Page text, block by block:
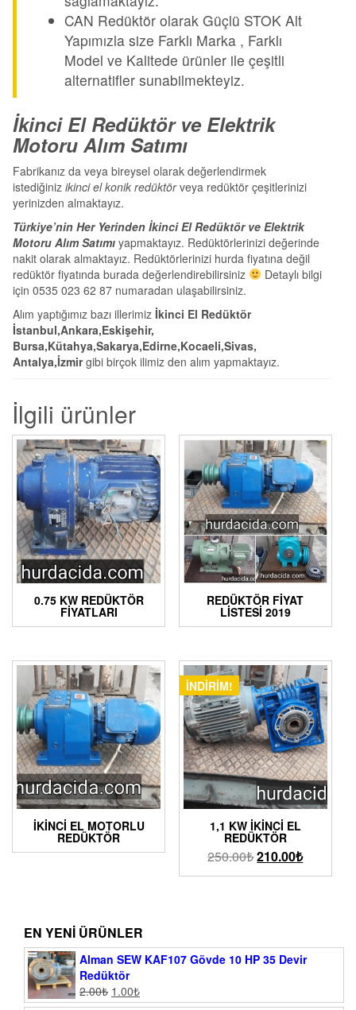
CAN Redüktör olarak Güçlü STOK Alt
Yapımızla size Farklı Marka , Farklı
Model ve Kalitede ürünler ile çeşitli
alternatifler sunabilmekteyiz.
İkinci El Redüktör ve Elektrik
Motoru Alım Satımı
Fabrikanız da veya bireysel olarak değerlendirmek
istediğiniz ikinci el konik redüktörveya redüktör çeşitlerinizi
yerinizden almaktayız.
Türkiye’nin Her Yerinden İkinci El Redüktör ve Elektrik
Motoru Alım Satımı yapmaktayız. Redüktörlerinizi değerinde
nakit olarak almaktayız. Redüktörlerinizi hurda fiyatına değil
redüktör fiyatında burada değerlendirebilirsiniz
Detaylı bilgi
için 0535 023 62 87 numaradan ulaşabilirsiniz.
Alım yaptığımız bazı illerimiz İkinci El Redüktör
İstanbul,Ankara,Eskişehir,
Bursa,Kütahya,Sakarya,Edirne,Kocaeli,Sivas,
Antalya,İzmirgibi birçok ilimiz den alım yapmaktayız.
İlgili ürünler
0.75 KW REDÜKTÖR
FIYATLARI
REDÜKTÖR FIYAT
LISTESI 2019
İKINCI EL MOTORLU
REDÜKTÖR
İNDIRIM!
1,1 KW İKINCI EL
REDÜKTÖR
250.00₺210.00₺
EN YENI ÜRÜNLER
Alman SEW KAF107 Gövde 10 HP 35 Devir
Redüktör
2.00₺ 1.00₺